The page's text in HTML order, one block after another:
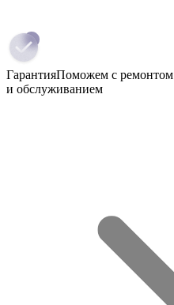
ГарантияПоможем с ремонтом
и обслуживанием